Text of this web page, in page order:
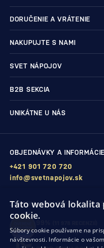
DORUČENIE A VRÁTENIE
NAKUPUJTE S NAMI
SVET NÁPOJOV
B2B SEKCIA
UNIKÁTNE U NÁS
OBJEDNÁVKY A
+421 901 720 720
info@svetnapojov.sk
ZÁRUKA KVALITY A VAŠEJ
zákazníkov odporúča
Táto webová lokalita
cookie.
Súbory cookie používame na
návštevnosti. Informácie o